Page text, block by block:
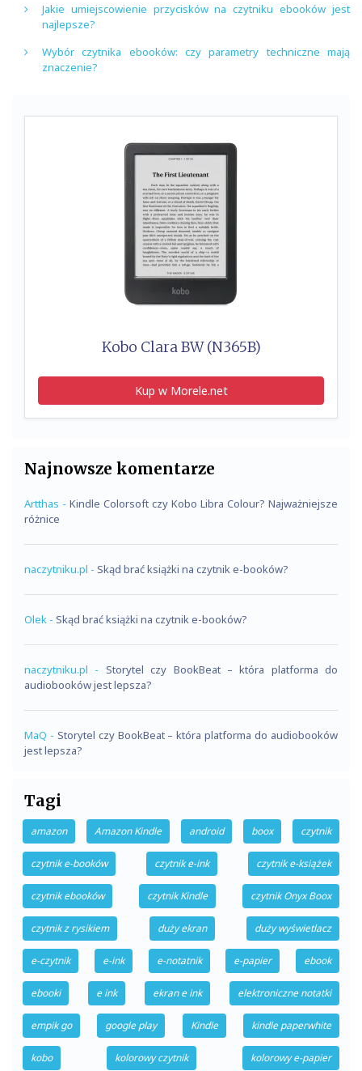
Jakie umiejscowienie przycisków na czytniku ebooków jest
najlepsze?
Wybór czytnika ebooków: czy parametry techniczne mają
znaczenie?
Kobo Clara BW (N365B)
Kup w Morele.net
Najnowsze komentarze
Artthas - Kindle Colorsoft czy Kobo Libra Colour? Najważniejsze
różnice
naczytniku.pl - Skąd brać książki na czytnik e-booków?
Olek - Skąd brać książki na czytnik e-booków?
naczytniku.pl - Storytel czy BookBeat – która platforma do
audiobooków jest lepsza?
MaQ - Storytel czy BookBeat – która platforma do audiobooków
jest lepsza?
Tagi
amazon Amazon Kindle android boox czytnik
czytnik e-booków czytnik e-ink czytnik e-książek
czytnik ebooków czytnik Kindle czytnik Onyx Boox
czytnik z rysikiem duży ekran duży wyświetlacz
e-czytnik e-ink e-notatnik e-papier ebook
ebooki e ink ekran e ink elektroniczne notatki
empik go google play Kindle kindle paperwhite
kobo kolorowy czytnik kolorowy e-papier